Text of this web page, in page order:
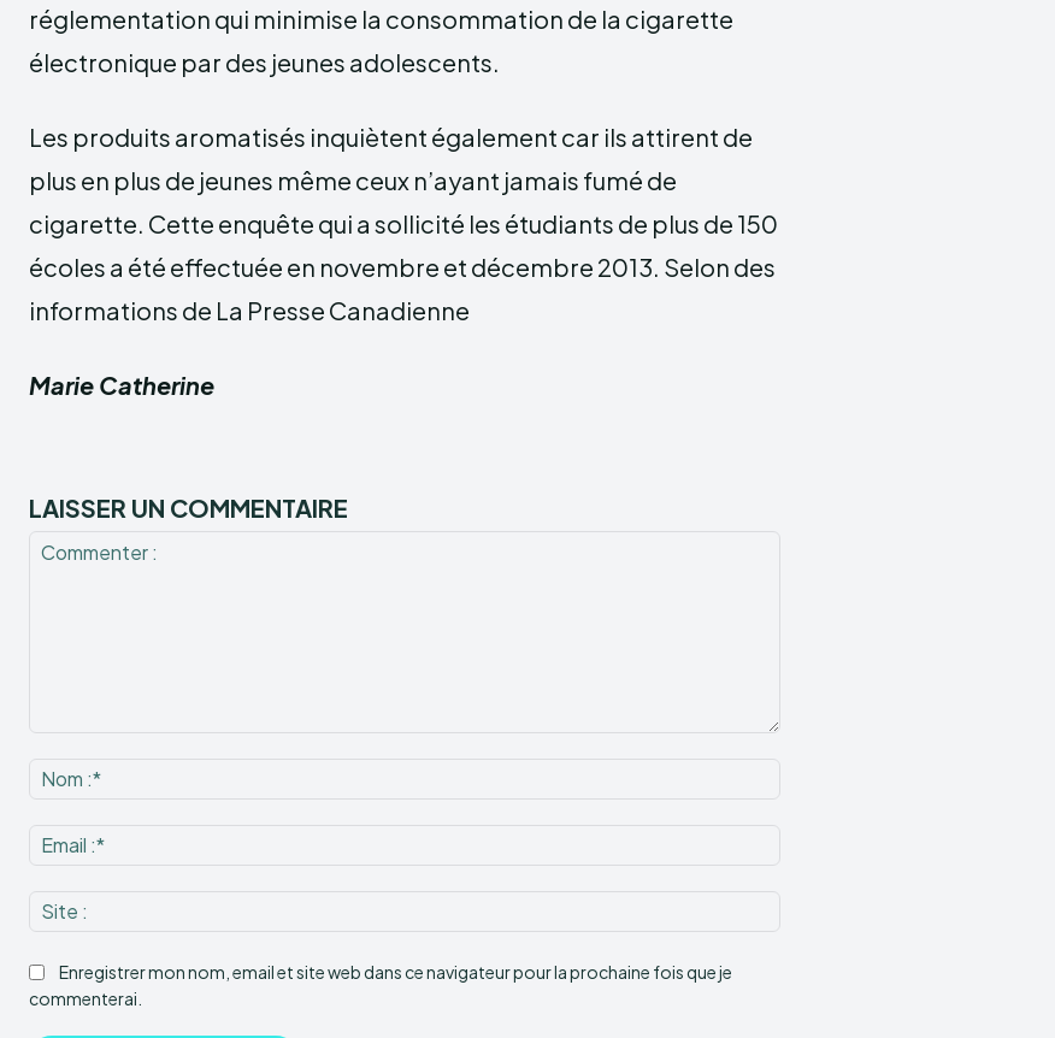
réglementation qui minimise la consommation de la cigarette
électronique par des jeunes adolescents.
Les produits aromatisés inquiètent également car ils attirent de
plus en plus de jeunes même ceux n’ayant jamais fumé de
cigarette. Cette enquête qui a sollicité les étudiants de plus de 150
écoles a été effectuée en novembre et décembre 2013. Selon des
informations de La Presse Canadienne
Marie Catherine
LAISSER UN COMMENTAIRE
:*
:*
:
Enregistrer mon nom, email et site web dans ce navigateur pour la prochaine fois que je
commenterai.